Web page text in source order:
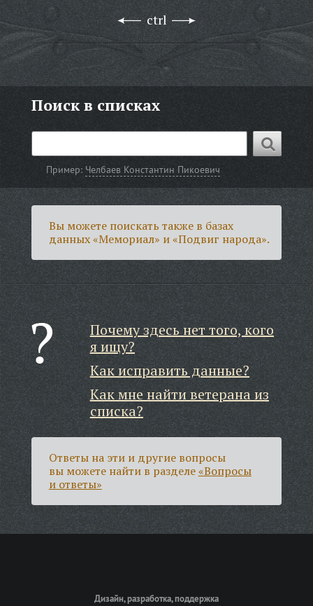
ctrl
Поиск в списках
Пример: Челбаев Константин Пикоевич
Вы можете поискать также в базах
данных «Мемориал» и «Подвиг народа».
Почему здесь нет того, кого
я ищу?
Как исправить данные?
Как мне найти ветерана из
списка?
Ответы на эти и другие вопросы
вы можете найти в разделе«Вопросы
и ответы»
Дизайн, разработка, поддержка